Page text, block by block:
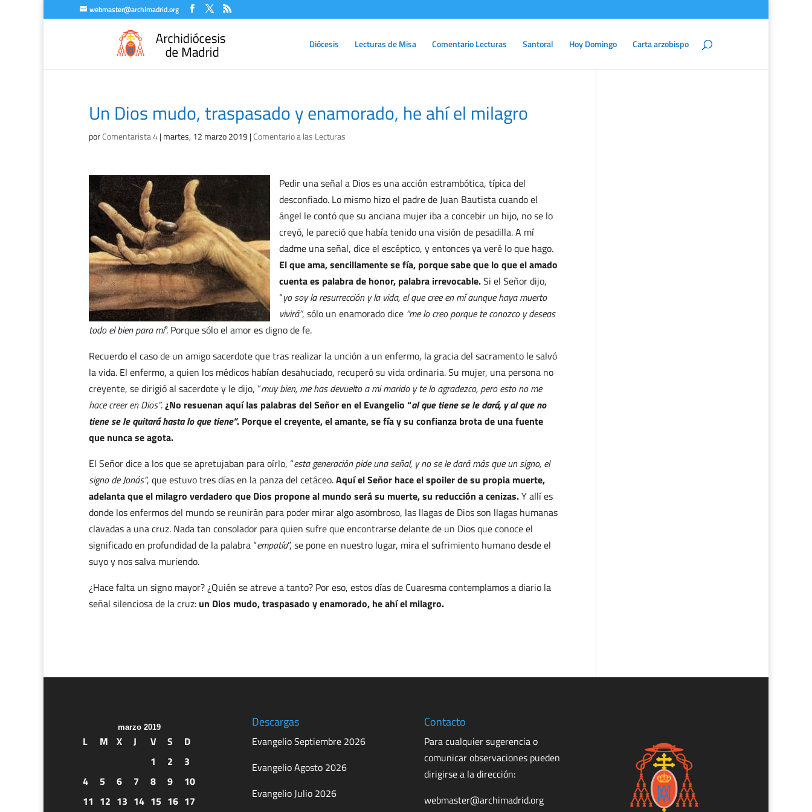
webmaster@archimadrid.org
Diócesis Lecturas de Misa Comentario Lecturas Santoral Hoy Domingo Carta arzobispo
Un Dios mudo, traspasado y enamorado, he ahí el milagro
porComentarista 4|martes, 12 marzo 2019|Comentario a las Lecturas
Pedir una señal a Dios es una acción estrambótica, típica del
desconfiado. Lo mismo hizo el padre de Juan Bautista cuando el
ángel le contó que su anciana mujer iba a concebir un hijo, no se lo
creyó, le pareció que había tenido una visión de pesadilla. A mí
dadme una señal, dice el escéptico, y entonces ya veré lo que hago.
El que ama, sencillamente se fía, porque sabe que lo que el amado
cuenta es palabra de honor, palabra irrevocable.Si el Señor dijo,
“yo soy la resurrección y la vida, el que cree en mí aunque haya muerto
vivirá”, sólo un enamorado dice “me lo creo porque te conozco y deseas
todo el bien para mí”. Porque sólo el amor es digno de fe.
Recuerdo el caso de un amigo sacerdote que tras realizar la unción a un enfermo, la gracia del sacramento le salvó
la vida. El enfermo, a quien los médicos habían desahuciado, recuperó su vida ordinaria. Su mujer, una persona no
creyente, se dirigió al sacerdote y le dijo, “muy bien, me has devuelto a mi marido y te lo agradezco, pero esto no me
hace creer en Dios”.¿No resuenan aquí las palabras del Señor en el Evangelio “al que tiene se le dará, y al que no
tiene se le quitará hasta lo que tiene”. Porque el creyente, el amante, se fía y su confianza brota de una fuente
que nunca se agota.
El Señor dice a los que se apretujaban para oírlo, “esta generación pide una señal, y no se le dará más que un signo, el
signo de Jonás”, que estuvo tres días en la panza del cetáceo.Aquí el Señor hace el spoiler de su propia muerte,
adelanta que el milagro verdadero que Dios propone al mundo será su muerte, su reducción a cenizas.Y allí es
donde los enfermos del mundo se reunirán para poder mirar algo asombroso, las llagas de Dios son llagas humanas
clavadas a una cruz. Nada tan consolador para quien sufre que encontrarse delante de un Dios que conoce el
significado en profundidad de la palabra “empatía”, se pone en nuestro lugar, mira el sufrimiento humano desde el
suyo y nos salva muriendo.
¿Hace falta un signo mayor? ¿Quién se atreve a tanto? Por eso, estos días de Cuaresma contemplamos a diario la
señal silenciosa de la cruz: un Dios mudo, traspasado y enamorado, he ahí el milagro.
marzo 2019
L M X J V S
D
1
2
3
4
5 6 7 8 9
10
11 12 13 14 15 16 17
Descargas
Evangelio Septiembre 2026
Evangelio Agosto 2026
Evangelio Julio 2026
Contacto
Para cualquier sugerencia o
comunicar observaciones pueden
dirigirse a la dirección:
webmaster@archimadrid.org